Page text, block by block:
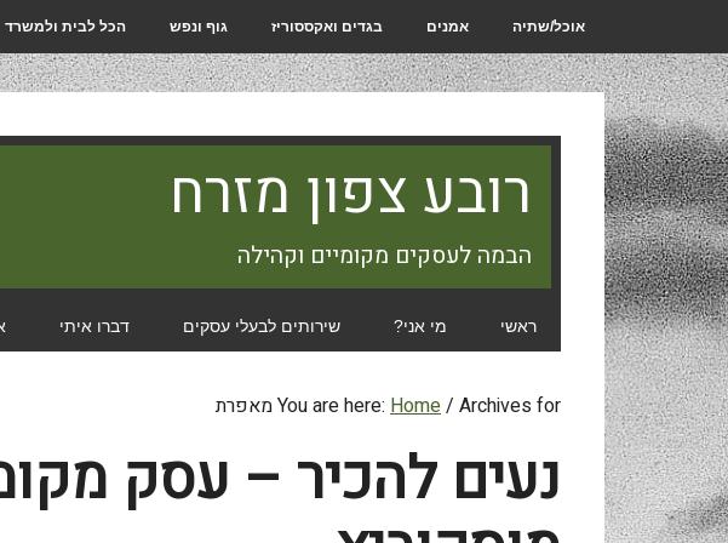
אוכל/שתיה אמנים בגדים ואקססוריז גוף ונפש הכל לבית ולמשרד
רובע צפון מזרח
הבמה לעסקים מקומיים וקהילה
ראשי מי אני? שירותים לבעלי עסקים דברו איתי
You are here: Home/ Archives for מאפרת
נעים להכיר – עסק